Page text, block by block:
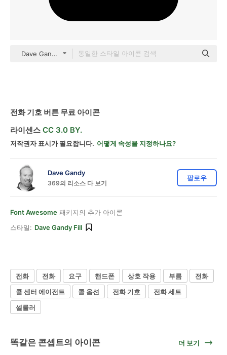
Dave Gandy Fill
전화 기호 버튼 무료 아이콘
라이센스 CC 3.0 BY.
저작권자 표시가 필요합니다. 어떻게 속성을 지정하나요?
Dave Gandy
369의 리소스 다 보기
팔로우
Font Awesome 패키지의 추가 아이콘
스타일: Dave Gandy Fill
전화 전화 요구 핸드폰 상호 작용 부름
전화
콜 센터 에이전트
콜 옵션 전화 기호
전화 세트
셀룰러
똑같은 콘셉트의 아이콘 더 보기